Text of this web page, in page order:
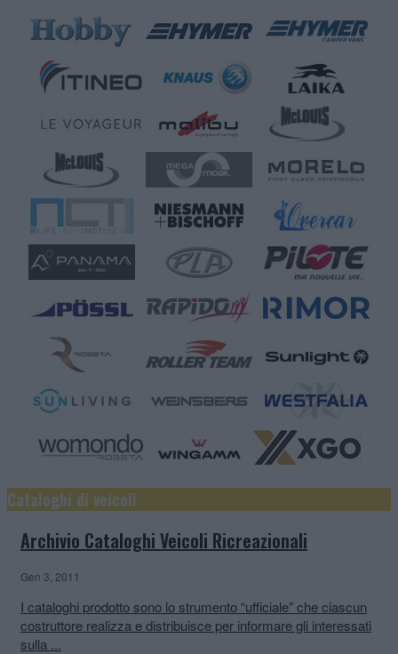
Cataloghi di veicoli
Archivio Cataloghi Veicoli Ricreazionali
Gen 3, 2011
I cataloghi prodotto sono lo strumento “ufficiale” che ciascun
costruttore realizza e distribuisce per informare gli interessati
sulla ...